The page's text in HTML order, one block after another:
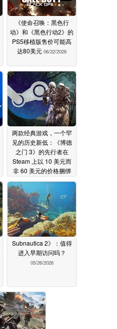
《使命召唤：黑色行
动》和《黑色行动2》的
PS5移植版售价可能高
达80美元 06/22/2026
两款经典游戏，一个罕
见的历史新低：《博德
之门 3》的先行者在
Steam 上以 10 美元而
非 60 美元的价格捆绑
销售05/26/2026
Subnautica 2》：值得
进入早期访问吗？
05/26/2026